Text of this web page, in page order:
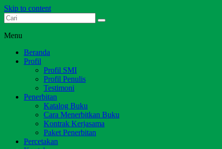
Skip to content
Dari Jambi untuk Indonesia
Menu
Beranda
Profil
Profil SMI
Profil Penulis
Testimoni
Penerbitan
Katalog Buku
Cara Menerbitkan Buku
Kontrak Kerjasama
Paket Penerbitan
Percetakan